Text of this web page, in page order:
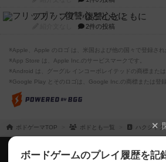
フリップ７：復讐心とともに
2件の投稿
※Apple、Apple のロゴ は、米国および他の国々で登録され
※App Store は、Apple Inc.のサービスマークです。
※Android は、グーグル インコーポレイテッドの商標または
※Google Play とそのロゴは、Google Inc.の商標または登録
ボドゲーマTOP ボドとも一覧 ハクシャク
ボードゲームのプレイ履歴を記
ボドゲーマTOP